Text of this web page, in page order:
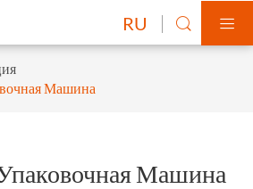
RU  
Машина
Машина